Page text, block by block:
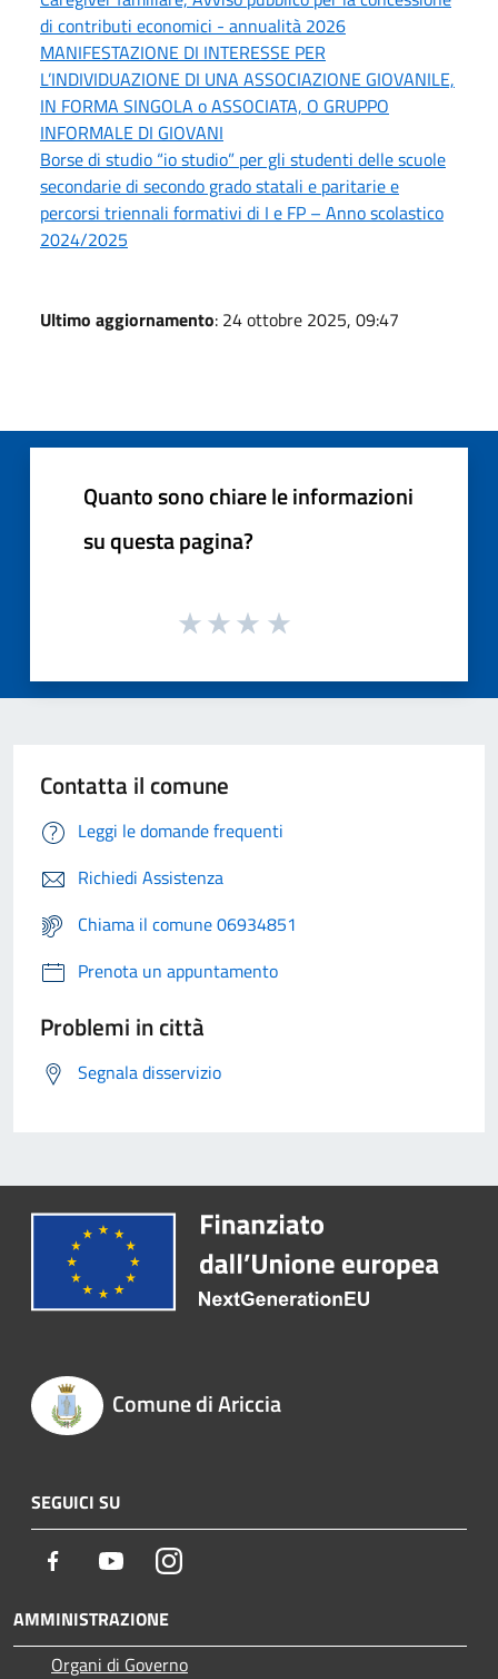
di contributi economici - annualità 2026
MANIFESTAZIONE DI INTERESSE PER
L’INDIVIDUAZIONE DI UNA ASSOCIAZIONE GIOVANILE,
IN FORMA SINGOLA o ASSOCIATA, O GRUPPO
INFORMALE DI GIOVANI
Borse di studio “io studio” per gli studenti delle scuole
secondarie di secondo grado statali e paritarie e
percorsi triennali formativi di I e FP – Anno scolastico
2024/2025
Ultimo aggiornamento: 24 ottobre 2025, 09:47
Quanto sono chiare le informazioni
su questa pagina?
Contatta il comune
Leggi le domande frequenti
Richiedi Assistenza
Chiama il comune 06934851
Prenota un appuntamento
Problemi in città
Segnala disservizio
Comune di Ariccia
SEGUICI SU
Facebook YoutubeInstagram
AMMINISTRAZIONE
Organi di Governo